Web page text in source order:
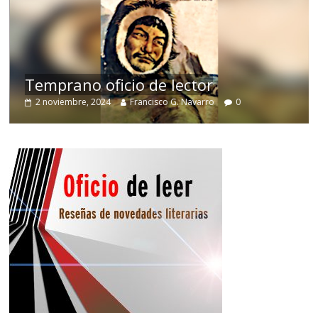
Temprano oficio de lector
2 noviembre, 2024 Francisco G. Navarro 0